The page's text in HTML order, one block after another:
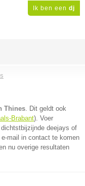
Ik ben een dj
Thines. Dit geldt ook
Brabant). Voer
deejays of
mail in contact te komen
nu overige resultaten